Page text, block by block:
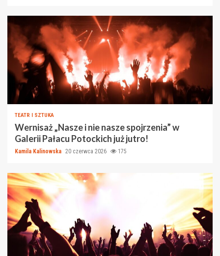
TEATR I SZTUKA
Wernisaż „Nasze i nie nasze spojrzenia” w
Galerii Pałacu Potockich już jutro!
Kamila Kalinowska 20 czerwca 2026 175